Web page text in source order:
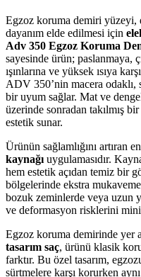
Egzoz koruma demiri yüzeyi,
dayanım elde edilmesi için
Adv 350 Egzoz Koruma
sayesinde ürün; paslanmaya,
ışınlarına ve yüksek ısıya
ADV 350’nin macera odaklı,
bir uyum sağlar. Mat ve
üzerinde sonradan takılmış
estetik sunar.
Ürünün sağlamlığını artıran
kaynağı uygulamasıdır.
hem estetik açıdan temiz bir
bölgelerinde ekstra
bozuk zeminlerde veya uzun
ve deformasyon risklerini
Egzoz koruma demirinde yer
tasarım saç, ürünü klasik
farktır. Bu özel tasarım,
sürtmelere karşı korurken